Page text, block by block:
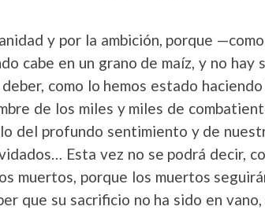
y por la ambición, porque
cabe en un grano de maíz, y no hay
como lo hemos estado
de los miles y miles de
del profundo sentimiento y de
Esta vez no se podrá decir,
muertos, porque los muertos
que su sacrificio no ha sido en vano,